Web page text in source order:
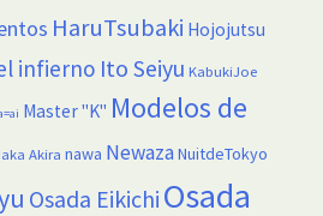
HaruTsubaki Hojojutsu
infierno Ito Seiyu KabukiJoe
Master "K" Modelos de
Akira nawa NewazaNuitdeTokyo
Osada Eikichi Osada